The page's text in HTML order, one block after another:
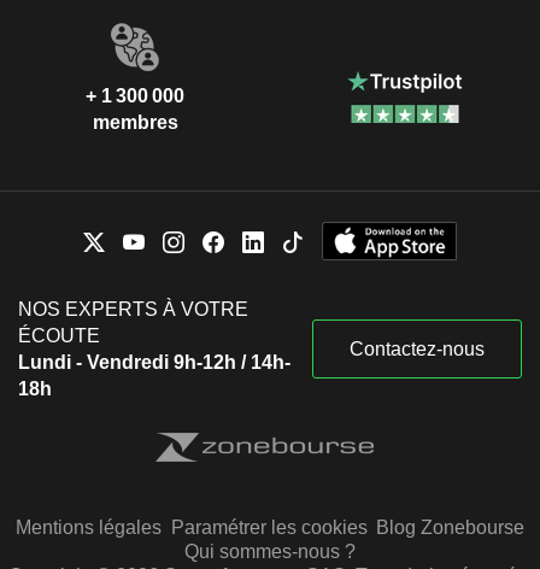
+ 1 300 000
membres
NOS EXPERTS À VOTRE
ÉCOUTE
Lundi - Vendredi 9h-12h / 14h-
18h
Contactez-nous
Mentions légales Paramétrer les cookies Blog Zonebourse
Qui sommes-nous ?